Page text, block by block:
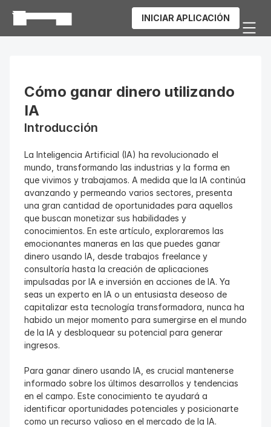
INICIAR APLICACIÓN
Cómo ganar dinero utilizando
IA
Introducción
La Inteligencia Artificial (IA) ha revolucionado el
mundo, transformando las industrias y la forma en
que vivimos y trabajamos. A medida que la IA continúa
avanzando y permeando varios sectores, presenta
una gran cantidad de oportunidades para aquellos
que buscan monetizar sus habilidades y
conocimientos. En este artículo, exploraremos las
emocionantes maneras en las que puedes ganar
dinero usando IA, desde trabajos freelance y
consultoría hasta la creación de aplicaciones
impulsadas por IA e inversión en acciones de IA. Ya
seas un experto en IA o un entusiasta deseoso de
capitalizar esta tecnología transformadora, nunca ha
habido un mejor momento para sumergirse en el mundo
de la IA y desbloquear su potencial para generar
ingresos.
Para ganar dinero usando IA, es crucial mantenerse
informado sobre los últimos desarrollos y tendencias
en el campo. Este conocimiento te ayudará a
identificar oportunidades potenciales y posicionarte
como un recurso valioso en el mercado de la IA.